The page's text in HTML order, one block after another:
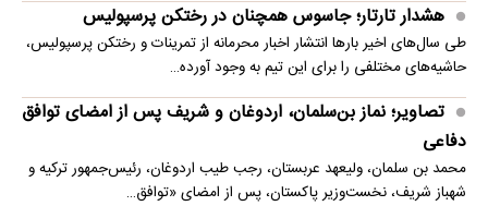
هشدار تارتار؛ جاسوس همچنان در رختکن پرسپولیس
طی سال‌های اخیر بارها انتشار اخبار محرمانه از تمرینات و رختکن پرسپولیس،
حاشیه‌های مختلفی را برای این تیم به وجود آورده…
تصاویر؛ نماز بن‌سلمان، اردوغان و شریف پس از امضای توافق
دفاعی
محمد بن سلمان، ولیعهد عربستان، رجب طیب اردوغان، رئیس‌جمهور ترکیه و
شهباز شریف، نخست‌وزیر پاکستان، پس از امضای «توافق…